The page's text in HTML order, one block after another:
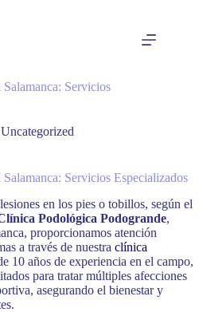
Servicios
Uncategorized
Servicios Especializados
en los pies o tobillos, según el
Podológica Podogrande,
proporcionamos atención
a través de nuestra clínica
10 años de experiencia en el campo,
para tratar múltiples afecciones
asegurando el bienestar y